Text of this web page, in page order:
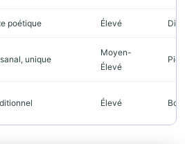
poétique Élevé
unique
Moyen-
Élevé
Élevé